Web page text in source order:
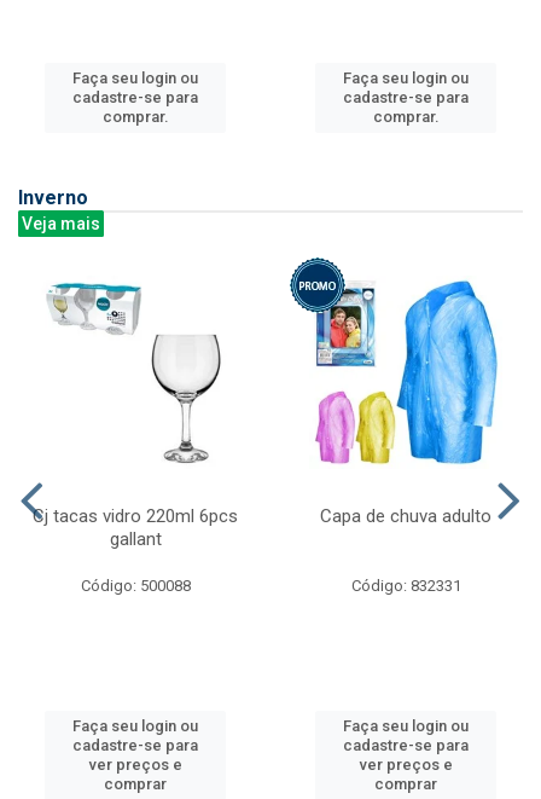
Faça seu login ou
cadastre-se para
comprar.
Faça seu login ou
cadastre-se para
comprar.
Inverno
Veja mais
Cj tacas vidro 220ml 6pcs
gallant
Código: 500088
Faça seu login ou
cadastre-se para
ver preços e
comprar
Capa de chuva adulto
Código: 832331
Faça seu login ou
cadastre-se para
ver preços e
comprar